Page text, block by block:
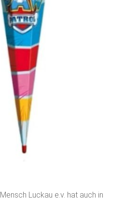
Luckau e.v. hat auch in